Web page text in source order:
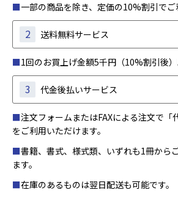
■一部の商品を除き、定価の10%割引でご
2 送料無料サービス
■1回のお買上げ金額5千円（10%割引後
3 代金後払いサービス
■注文フォームまたはFAXによる注文で「
をご利用いただけます。
■書籍、書式、様式類、いずれも1冊から
ます。
■在庫のあるものは翌日配送も可能です。